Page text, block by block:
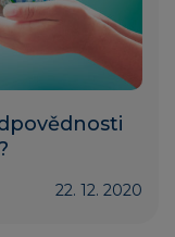
22. 12. 2020